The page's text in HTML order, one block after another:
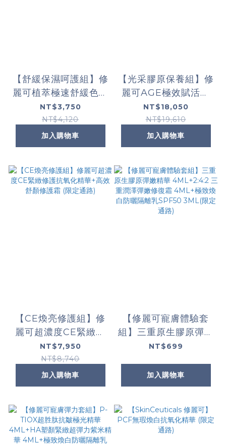
【舒緩保濕呵護組】修
麗可植萃極速舒緩色修
精華+極致煥白防曬隔
離乳SPF50 PA++++
(限定通路)
NT$3,750
NT$4,120
加入購物車
【光采膠原保養組】修
麗可AGE極效賦活緊
緻精華+超濃度CE緊
緻修護抗氧化精華
+2:4:2三重潤澤彈嫩修
護霜(限定通路)+極致
SPF50 PA++++(限定
通路)
NT$18,050
NT$19,610
加入購物車
【CE煥亮修護組】修
麗可超濃度CE緊緻修
護抗氧化精華+高效舒
顏修護霜 (限定通路)
NT$7,950
NT$8,740
加入購物車
【修麗可寵膚體驗套
組】三重原生膠原彈嫩
精華 4ML+2:4:2 三重
4ML+極致煥白防曬隔
離乳SPF50 3ML(限
NT$699
加入購物車